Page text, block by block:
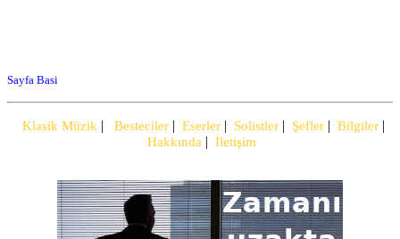
Sayfa Basi
Klasik Müzik | Besteciler | Eserler | Solistler | Şefler | Bilgiler |
Hakkında | İletişim